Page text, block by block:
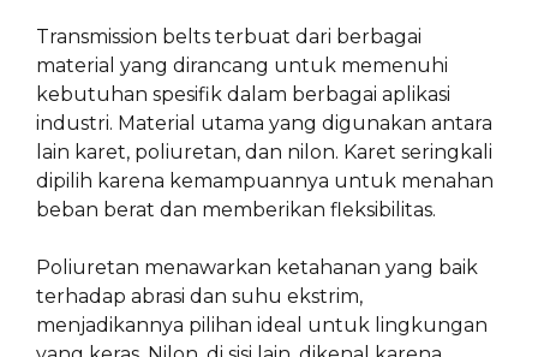
Transmission belts terbuat dari berbagai
material yang dirancang untuk memenuhi
kebutuhan spesifik dalam berbagai aplikasi
industri. Material utama yang digunakan antara
lain karet, poliuretan, dan nilon. Karet seringkali
dipilih karena kemampuannya untuk menahan
beban berat dan memberikan fleksibilitas.
Poliuretan menawarkan ketahanan yang baik
terhadap abrasi dan suhu ekstrim,
menjadikannya pilihan ideal untuk lingkungan